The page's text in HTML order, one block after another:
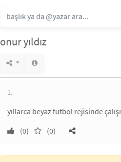
onur yıldız
1.
yıllarca beyaz futbol rejisinde
(0)
(0)